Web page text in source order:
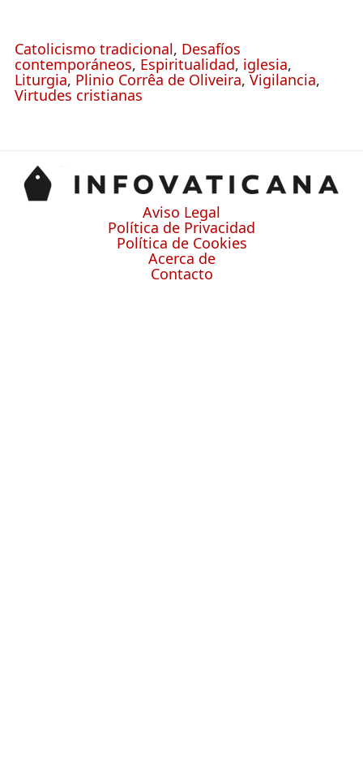
Catolicismo tradicional, Desafíos
contemporáneos, Espiritualidad, iglesia,
Liturgia, Plinio Corrêa de Oliveira,Vigilancia,
Virtudes cristianas
Aviso Legal
Política de Privacidad
Política de Cookies
Acerca de
Contacto